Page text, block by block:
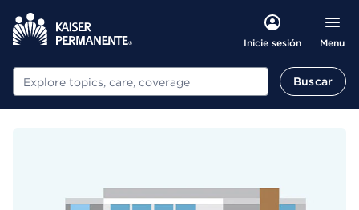
Inicie sesión Menu
Buscar Buscar